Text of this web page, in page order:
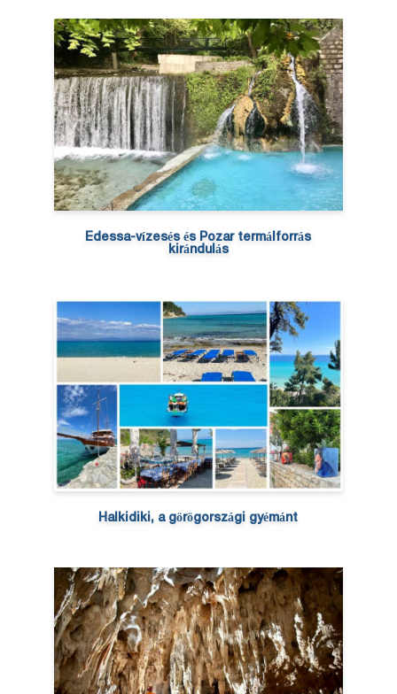
Edessa-vízesés és Pozar termálforrás
kirándulás
Halkidiki, a görögországi gyémánt